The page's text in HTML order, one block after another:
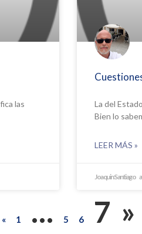
las
La del
Bien lo
LEER MÁS »
Joaquin Santiago
« 1 … 5 6 7 »